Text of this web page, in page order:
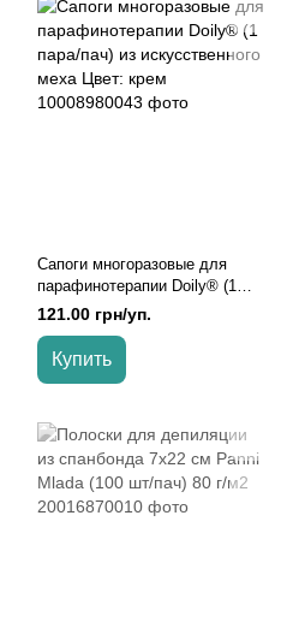
Сапоги многоразовые для
парафинотерапии Doily® (1
пара/пач) из искусственного
меха Цвет: крем, Бежевый
121.00 грн/уп.
Купить